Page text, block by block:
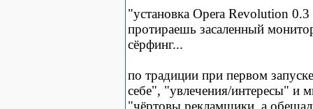
"установка Opera Revolution
протираешь засаленный
сёрфинг...
по традиции при первом
себе", "увлечения/интересы" и
"чёртовы рекламщики, а